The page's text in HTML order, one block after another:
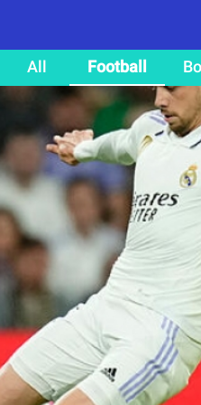
All
Football